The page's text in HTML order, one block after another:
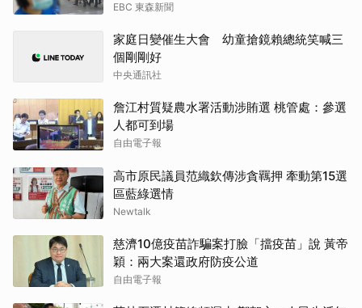
EBC 東森新聞
家庭日變催生大會 幼童搶鏡賴總統笑喊三
個剛剛好
中央通訊社
詹江村質疑農水署活動涉賄選 桃管處：參選
人都可到場
自由電子報
高市原民議員范織欽傳涉貪羈押 牽動第15選
區藍綠選情
Newtalk
慈濟10億疫苗詐騙案打臉「擋疫苗」說 黃帝
穎：兩大案還政府防疫公道
自由電子報